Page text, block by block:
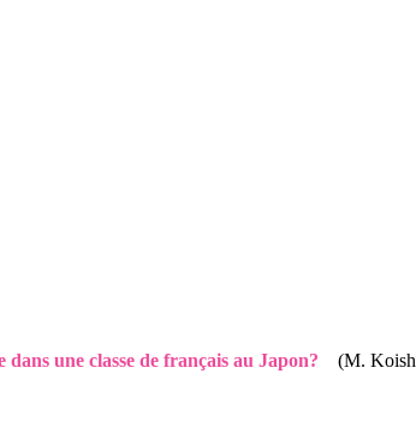
une classe de français au Japon?
(M.